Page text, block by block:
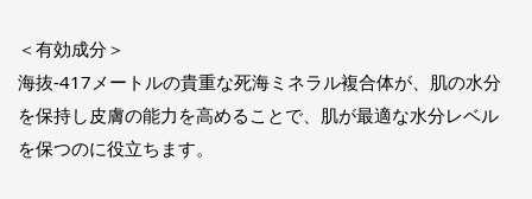
＜有効成分＞
海抜-417メートルの貴重な死海ミネラル複合体が、肌の水分
を保持し皮膚の能力を高めることで、肌が最適な水分レベル
を保つのに役立ちます。